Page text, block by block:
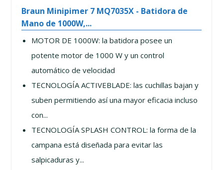
Braun Minipimer 7 MQ7035X - Batidora de
Mano de 1000W,...
MOTOR DE 1000W: la batidora posee un
potente motor de 1000 W y un control
automático de velocidad
TECNOLOGÍA ACTIVEBLADE: las cuchillas bajan y
suben permitiendo así una mayor eficacia incluso
con...
TECNOLOGÍA SPLASH CONTROL: la forma de la
campana está diseñada para evitar las
salpicaduras y...